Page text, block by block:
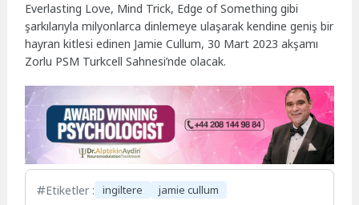
Everlasting Love, Mind Trick, Edge of Something gibi
şarkılarıyla milyonlarca dinlemeye ulaşarak kendine geniş bir
hayran kitlesi edinen Jamie Cullum, 30 Mart 2023 akşamı
Zorlu PSM Turkcell Sahnesi’nde olacak.
Etiketler : ingiltere jamie cullum